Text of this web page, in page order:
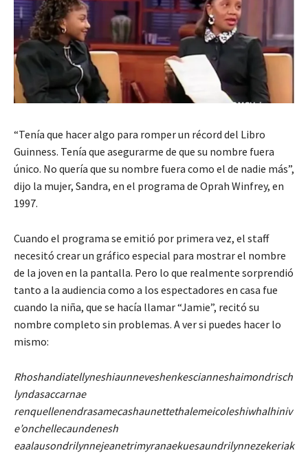
“Tenía que hacer algo para romper un récord del Libro
Guinness. Tenía que asegurarme de que su nombre fuera
único. No quería que su nombre fuera como el de nadie más”,
dijo la mujer, Sandra, en el programa de Oprah Winfrey, en
1997.
Cuando el programa se emitió por primera vez, el staff
necesitó crear un gráfico especial para mostrar el nombre
de la joven en la pantalla. Pero lo que realmente sorprendió
tanto a la audiencia como a los espectadores en casa fue
cuando la niña, que se hacía llamar “Jamie”, recitó su
nombre completo sin problemas. A ver si puedes hacer lo
mismo:
Rhoshandiatellyneshiaunneveshenkescianneshaimondrisch
lyndasaccarnae
renquellenendrasamecashaunettethalemeicoleshiwhalhiniv
e’onchellecaundenesh
eaalausondrilynnejeanetrimyranaekuesaundrilynnezekeriak